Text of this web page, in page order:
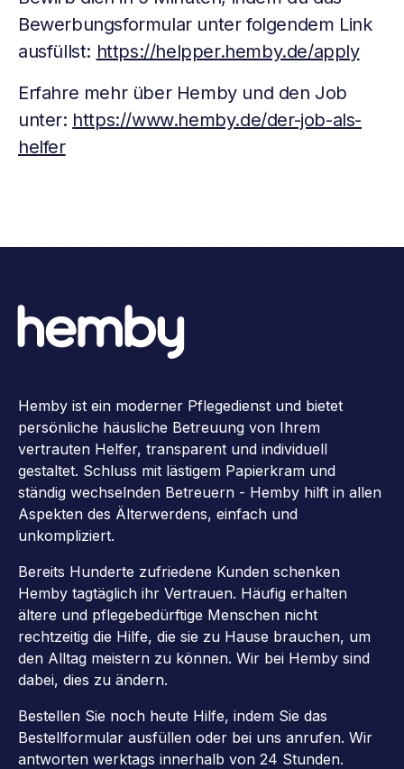
Bewerbungsformular unter folgendem Link
ausfüllst: https://helpper.hemby.de/apply
Erfahre mehr über Hemby und den Job
unter: https://www.hemby.de/der-job-als-
helfer
Hemby ist ein moderner Pflegedienst und bietet
persönliche häusliche Betreuung von Ihrem
vertrauten Helfer, transparent und individuell
gestaltet. Schluss mit lästigem Papierkram und
ständig wechselnden Betreuern - Hemby hilft in allen
Aspekten des Älterwerdens, einfach und
unkompliziert.
Bereits Hunderte zufriedene Kunden schenken
Hemby tagtäglich ihr Vertrauen. Häufig erhalten
ältere und pflegebedürftige Menschen nicht
rechtzeitig die Hilfe, die sie zu Hause brauchen, um
den Alltag meistern zu können. Wir bei Hemby sind
dabei, dies zu ändern.
Bestellen Sie noch heute Hilfe, indem Sie das
Bestellformular ausfüllen oder bei uns anrufen. Wir
antworten werktags innerhalb von 24 Stunden.